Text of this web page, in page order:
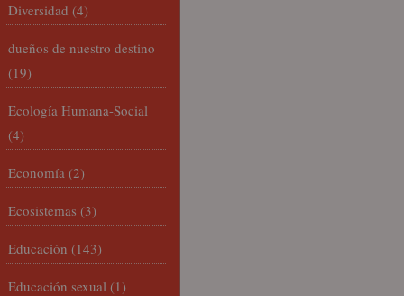
Diversidad (4)
dueños de nuestro destino
(19)
Ecología Humana-Social
(4)
Economía (2)
Ecosistemas (3)
Educación (143)
Educación sexual (1)